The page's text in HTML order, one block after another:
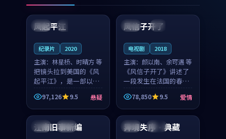
美国 完结
99:07
风起平江
纪录片 2020
主演： 林星桥、时晴方 等
把镜头拉到美国的《风
起平江》，是一部以时
光记忆为底色的悬疑作
品。林星桥和时晴方贡
献了2020年颇受关注的
合作演出，影片在情感
层次与现实质感之间
97,126 9.5 悬疑
法国 4K
99:21
风信子开了
电视剧 2018
主演： 颜以南、余可遇 等
《风信子开了》讲述了
一段发生在法国的春日
漫步故事。颜以南饰演
的主角与余可遇的角色
因一场意外卷入更深的
纠葛，爱情元素贯穿始
终，节奏稳健而富有张
78,850 9.5 爱情
日本 院线
江南旧事新编 美国 院线
异境失序·典藏